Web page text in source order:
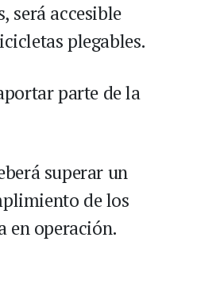
será accesible
plegables.
parte de la
superar un
de los
en operación.